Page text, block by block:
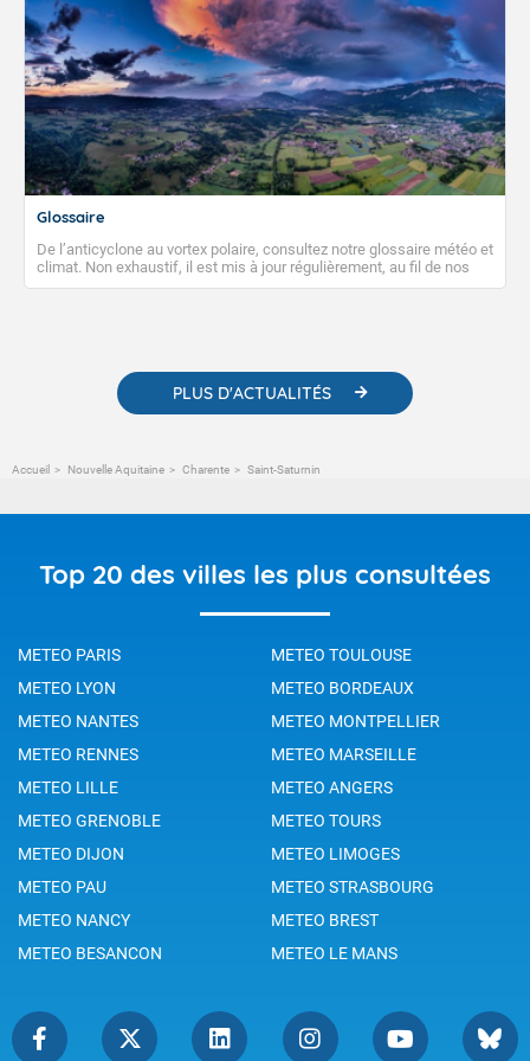
Glossaire
De l’anticyclone au vortex polaire, consultez notre glossaire météo et
climat. Non exhaustif, il est mis à jour régulièrement, au fil de nos
publications. Vous y trouverez également des liens utiles vers nos
PLUS D'ACTUALITÉS
Accueil Nouvelle Aquitaine Charente Saint-Saturnin
Top 20 des villes les plus consultées
METEO PARIS
METEO TOULOUSE
METEO LYON
METEO BORDEAUX
METEO NANTES
METEO MONTPELLIER
METEO RENNES
METEO MARSEILLE
METEO LILLE
METEO ANGERS
METEO GRENOBLE
METEO TOURS
METEO DIJON
METEO LIMOGES
METEO PAU
METEO STRASBOURG
METEO NANCY
METEO BREST
METEO BESANCON
METEO LE MANS